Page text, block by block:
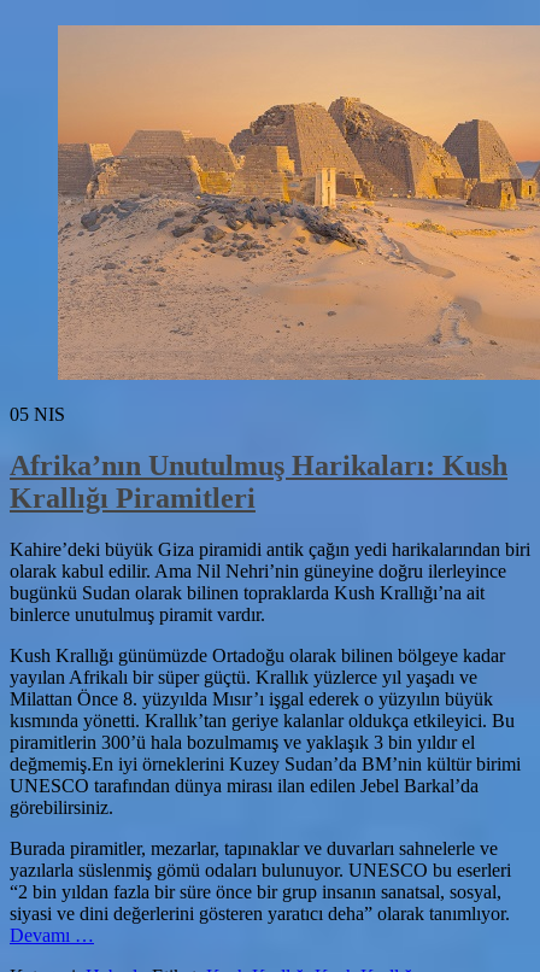
05 NIS
Afrika’nın Unutulmuş Harikaları: Kush
Krallığı Piramitleri
Kahire’deki büyük Giza piramidi antik çağın yedi harikalarından biri
olarak kabul edilir. Ama Nil Nehri’nin güneyine doğru ilerleyince
bugünkü Sudan olarak bilinen topraklarda Kush Krallığı’na ait
binlerce unutulmuş piramit vardır.
Kush Krallığı günümüzde Ortadoğu olarak bilinen bölgeye kadar
yayılan Afrikalı bir süper güçtü. Krallık yüzlerce yıl yaşadı ve
Milattan Önce 8. yüzyılda Mısır’ı işgal ederek o yüzyılın büyük
kısmında yönetti. Krallık’tan geriye kalanlar oldukça etkileyici. Bu
piramitlerin 300’ü hala bozulmamış ve yaklaşık 3 bin yıldır el
değmemiş.En iyi örneklerini Kuzey Sudan’da BM’nin kültür birimi
UNESCO tarafından dünya mirası ilan edilen Jebel Barkal’da
görebilirsiniz.
Burada piramitler, mezarlar, tapınaklar ve duvarları sahnelerle ve
yazılarla süslenmiş gömü odaları bulunuyor. UNESCO bu eserleri
“2 bin yıldan fazla bir süre önce bir grup insanın sanatsal, sosyal,
siyasi ve dini değerlerini gösteren yaratıcı deha” olarak tanımlıyor.
Devamı …